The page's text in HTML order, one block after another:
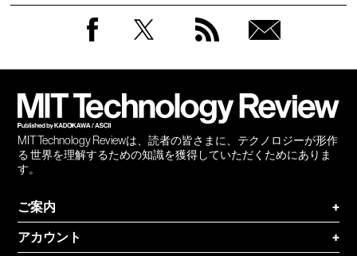
MIT Technology Reviewは、読者の皆さまに、テクノロジーが形作
る 世界を理解するための知識を獲得していただくためにありま
す。
ご案内
+
アカウント
+